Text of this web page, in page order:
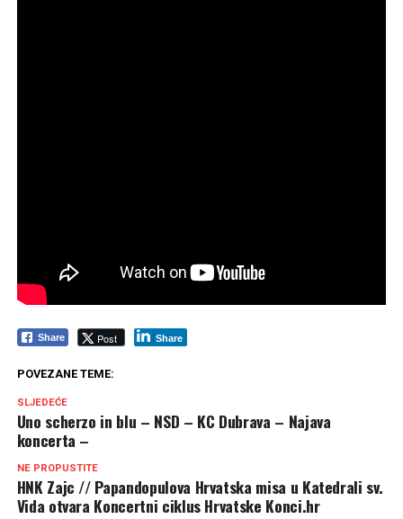
Share Post Share
POVEZANE TEME:
SLJEDEĆE
Uno scherzo in blu – NSD – KC Dubrava – Najava
koncerta –
NE PROPUSTITE
HNK Zajc // Papandopulova Hrvatska misa u Katedrali sv.
Vida otvara Koncertni ciklus Hrvatske Konci.hr